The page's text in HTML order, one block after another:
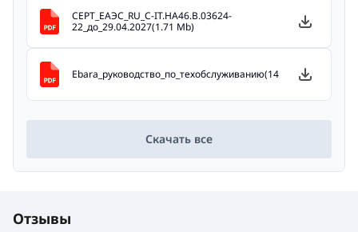
СЕРТ_ЕАЭС_RU_С-IT.НА46.В.03624-
22_до_29.04.2027(1.71 Mb)
Ebara_руководство_по_техобслуживанию(14.53 Mb)
Скачать все
Отзывы